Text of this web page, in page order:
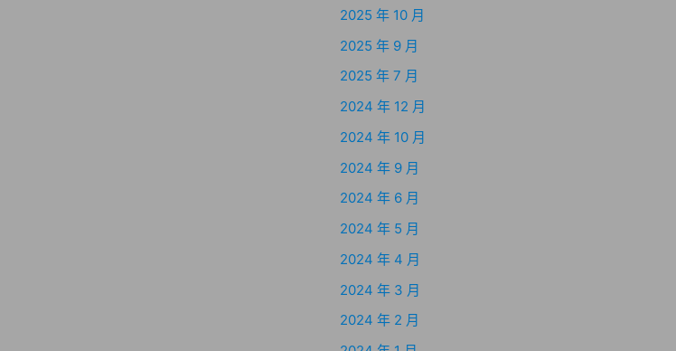
2025 年 10 月
2025 年 9 月
2025 年 7 月
2024 年 12 月
2024 年 10 月
2024 年 9 月
2024 年 6 月
2024 年 5 月
2024 年 4 月
2024 年 3 月
2024 年 2 月